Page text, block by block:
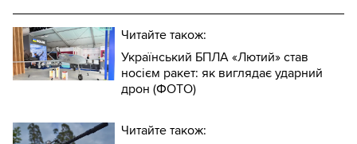
Читайте також:
Український БПЛА «Лютий» став
носієм ракет: як виглядає ударний
дрон (ФОТО)
Читайте також: